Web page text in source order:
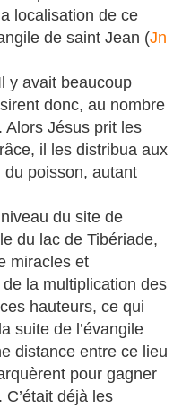
localisation de ce
de saint Jean (Jn
y avait beaucoup
donc, au nombre
Alors Jésus prit les
il les distribua aux
poisson, autant
du site de
du lac de Tibériade,
miracles et
la multiplication des
hauteurs, ce qui
suite de l’évangile
distance entre ce lieu
pour gagner
C’était déjà les